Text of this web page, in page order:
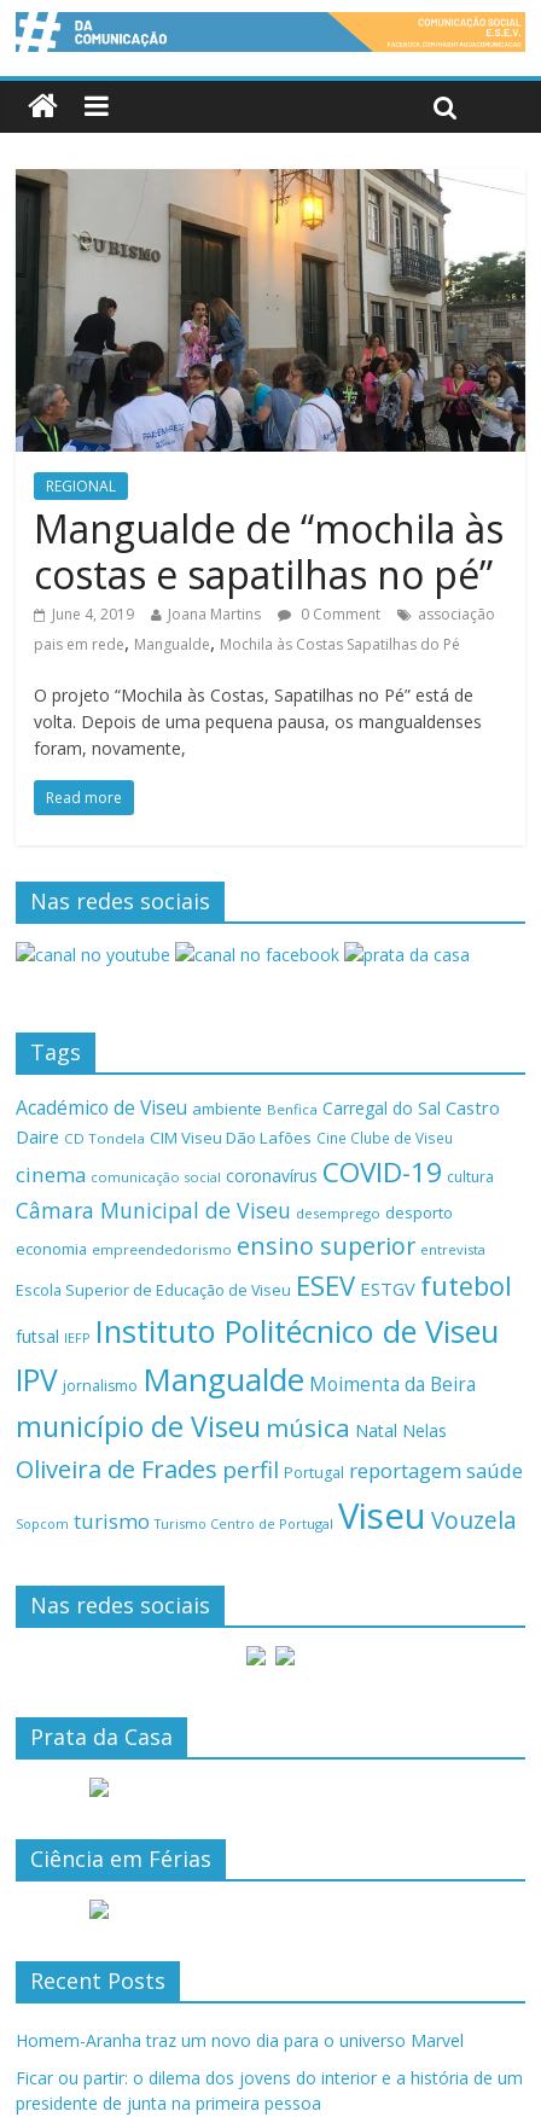
REGIONAL
Mangualde de “mochila às
costas e sapatilhas no pé”
June 4, 2019 Joana Martins 0 Comment
associação
pais em rede, Mangualde, Mochila às Costas Sapatilhas do Pé
O projeto “Mochila às Costas, Sapatilhas no Pé” está de
volta. Depois de uma pequena pausa, os mangualdenses
foram, novamente,
Read more
Nas redes sociais
Tags
Académico de Viseu ambiente Benfica Carregal do Sal Castro
Daire CD Tondela CIM Viseu Dão Lafões Cine Clube de Viseu
cinema comunicação social coronavírus COVID-19 cultura
Câmara Municipal de Viseu desemprego desporto
economia empreendedorismo ensino superior entrevista
Escola Superior de Educação de Viseu ESEV ESTGV futebol
futsal IEFP Instituto Politécnico de Viseu
IPV jornalismo Mangualde Moimenta da Beira
município de Viseu música Natal Nelas
Oliveira de Frades perfil Portugal reportagemsaúde
Sopcom turismo Turismo Centro de Portugal Viseu Vouzela
Nas redes sociais
Prata da Casa
Ciência em Férias
Recent Posts
Homem-Aranha traz um novo dia para o universo Marvel
Ficar ou partir: o dilema dos jovens do interior e a história de um
presidente de junta na primeira pessoa